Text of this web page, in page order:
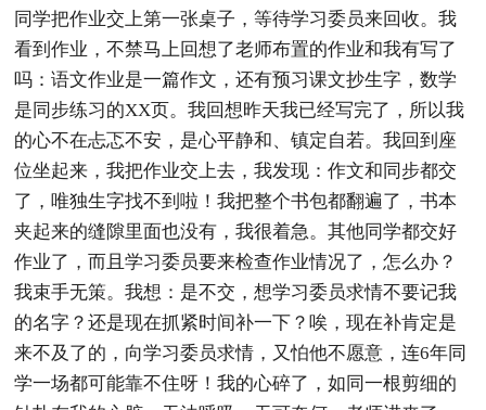
同学把作业交上第一张桌子，等待学习委员来回收。我
看到作业，不禁马上回想了老师布置的作业和我有写了
吗：语文作业是一篇作文，还有预习课文抄生字，数学
是同步练习的XX页。我回想昨天我已经写完了，所以我
的心不在忐忑不安，是心平静和、镇定自若。我回到座
位坐起来，我把作业交上去，我发现：作文和同步都交
了，唯独生字找不到啦！我把整个书包都翻遍了，书本
夹起来的缝隙里面也没有，我很着急。其他同学都交好
作业了，而且学习委员要来检查作业情况了，怎么办？
我束手无策。我想：是不交，想学习委员求情不要记我
的名字？还是现在抓紧时间补一下？唉，现在补肯定是
来不及了的，向学习委员求情，又怕他不愿意，连6年同
学一场都可能靠不住呀！我的心碎了，如同一根剪细的